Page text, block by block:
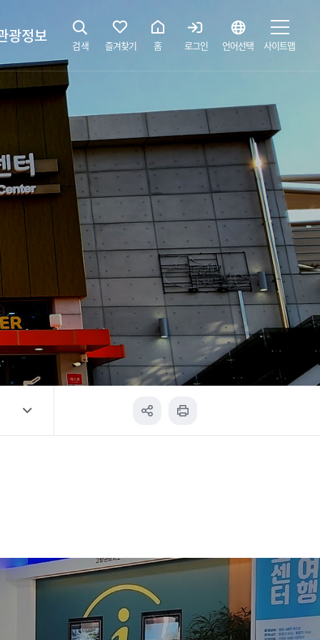
광정보
해설사 예약하기
간
검색 즐겨찾기 홈 로그인 언어선택 사이트맵